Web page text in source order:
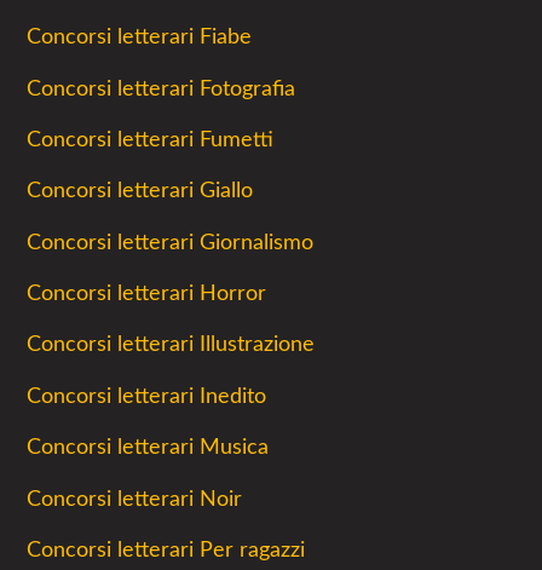
Concorsi letterari Fiabe
Concorsi letterari Fotografia
Concorsi letterari Fumetti
Concorsi letterari Giallo
Concorsi letterari Giornalismo
Concorsi letterari Horror
Concorsi letterari Illustrazione
Concorsi letterari Inedito
Concorsi letterari Musica
Concorsi letterari Noir
Concorsi letterari Per ragazzi